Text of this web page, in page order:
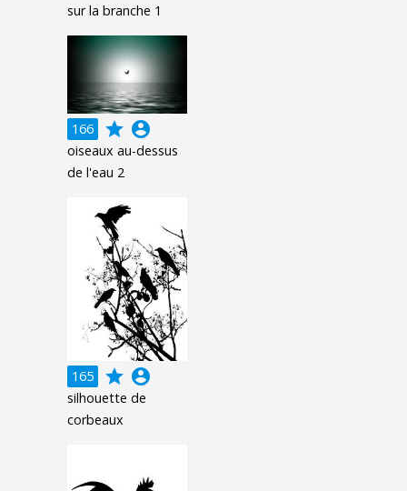
sur la branche 1
166 grade account_circle
oiseaux au-dessus
de l'eau 2
165 grade account_circle
silhouette de
corbeaux